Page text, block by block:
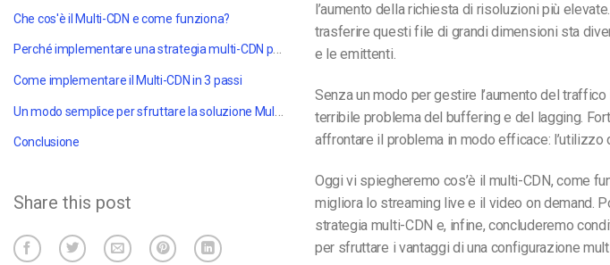
Che cos'è il Multi-CDN e come funziona?
Perché implementare una strategia multi-CDN per il vostro sito web?
Come implementare il Multi-CDN in 3 passi
Conclusione
Share this post
l’aumento della richiesta di risoluzioni più
trasferire questi file di grandi dimensioni sta
e le emittenti.
Senza un modo per gestire l’aumento del
terribile problema del buffering e del lagging.
affrontare il problema in modo efficace:
Oggi vi spiegheremo cos’è il multi-CDN, come
migliora lo streaming live e il video on demand.
strategia multi-CDN e, infine, concluderemo
per sfruttare i vantaggi di una configurazione